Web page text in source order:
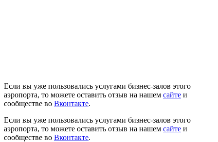
Если вы уже пользовались услугами бизнес-залов этого
аэропорта, то можете оставить отзыв на нашем сайте и
сообществе во Вконтакте.
Если вы уже пользовались услугами бизнес-залов этого
аэропорта, то можете оставить отзыв на нашем сайте и
сообществе во Вконтакте.